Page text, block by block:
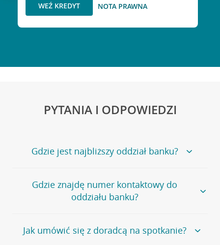
WEŹ KREDYT NOTA PRAWNA
PYTANIA I ODPOWIEDZI
Gdzie jest najbliższy oddział banku?
Jeśli szukasz oddziału naszego banku, zapraszamy na
stronęPlacówki i bankomaty, na której znajduje się
wygodna wyszukiwarka.
oddziałów
Gdzie znajdę numer kontaktowy do
oddziału banku?
Bank Credit Agricole nie udostępnia ogólnego numeru
telefonu do placówki bankowej.
Jak umówić się z doradcą na spotkanie?